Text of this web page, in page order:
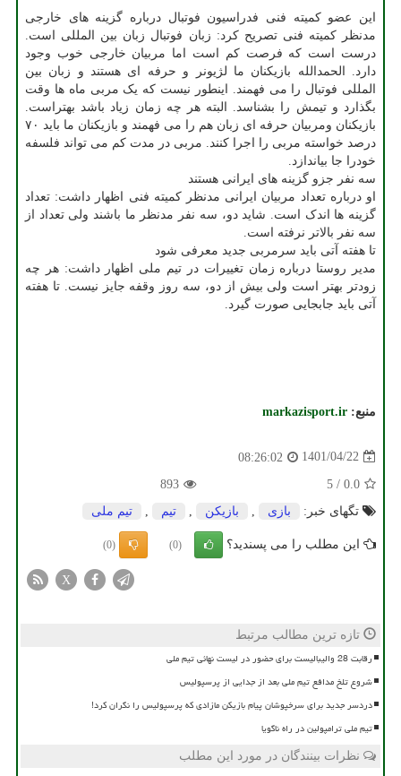
این عضو کمیته فنی فدراسیون فوتبال درباره گزینه های خارجی
مدنظر کمیته فنی تصریح کرد: زبان فوتبال زبان بین المللی است.
درست است که فرصت کم است اما مربیان خارجی خوب وجود
دارد. الحمدالله بازیکنان ما لژیونر و حرفه ای هستند و زبان بین
المللی فوتبال را می فهمند. اینطور نیست که یک مربی ماه ها وقت
بگذارد و تیمش را بشناسد. البته هر چه زمان زیاد باشد بهتراست.
بازیکنان ومربیان حرفه ای زبان هم را می فهمند و بازیکنان ما باید ۷۰
درصد خواسته مربی را اجرا کنند. مربی در مدت کم می تواند فلسفه
خودرا جا بیاندازد.
سه نفر جزو گزینه های ایرانی هستند
او درباره تعداد مربیان ایرانی مدنظر کمیته فنی اظهار داشت: تعداد
گزینه ها اندک است. شاید دو، سه نفر مدنظر ما باشند ولی تعداد از
سه نفر بالاتر نرفته است.
تا هفته آتی باید سرمربی جدید معرفی شود
مدیر روستا درباره زمان تغییرات در تیم ملی اظهار داشت: هر چه
زودتر بهتر است ولی بیش از دو، سه روز وقفه جایز نیست. تا هفته
آتی باید جابجایی صورت گیرد.
منبع: markazisport.ir
1401/04/22
08:26:02
0.0
/
5
893
تگهای خبر:
بازی بازیكن تیم تیم ملی
این مطلب را می پسندید؟ (0)
(0)
X
تازه ترین مطالب مرتبط
رقابت 28 والیبالیست برای حضور در لیست نهائی تیم ملی
شروع تلخ مدافع تیم ملی بعد از جدایی از پرسپولیس
دردسر جدید برای سرخپوشان پیام بازیکن مازادی که پرسپولیس را نگران کرد!
تیم ملی ترامپولین در راه ناگویا
نظرات بینندگان در مورد این مطلب